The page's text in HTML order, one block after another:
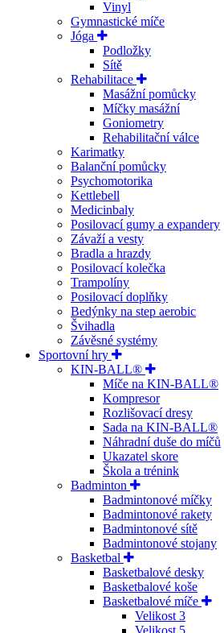
Vinyl
Gymnastické míče
Jóga
Podložky
Sítě
Rehabilitace
Masážní pomůcky
Míčky masážní
Goniometry
Rehabilitační válce
Karimatky
Balanční pomůcky
Psychomotorika
Kettlebell
Medicinbaly
Posilovací gumy a expandery
Závaží a vesty
Bradla a hrazdy
Posilovací kolečka
Trampolíny
Posilovací doplňky
Bedýnky na step aerobic
Švihadla
Závěsné systémy
Sportovní hry
KIN-BALL®
Míče na KIN-BALL®
Kompresor
Rozlišovací dresy
Sada na KIN-BALL®
Náhradní duše do míčů
Ukazatel skore
Škola a trénink
Badminton
Badmintonové míčky
Badmintonové rakety
Badmintonové sítě
Badmintonové stojany
Basketbal
Basketbalové desky
Basketbalové koše
Basketbalové míče
Velikost 3
Velikost 5